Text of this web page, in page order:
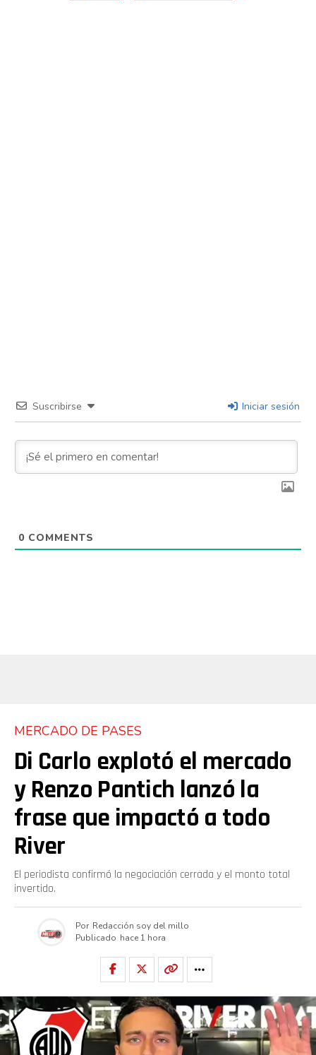
Suscribirse Iniciar sesión
0 COMMENTS
MERCADO DE PASES
Di Carlo explotó el mercado
y Renzo Pantich lanzó la
frase que impactó a todo
River
El periodista confirmó la negociación cerrada y el monto total
invertido.
Por Redacción soy del millo
Publicado hace 1 hora